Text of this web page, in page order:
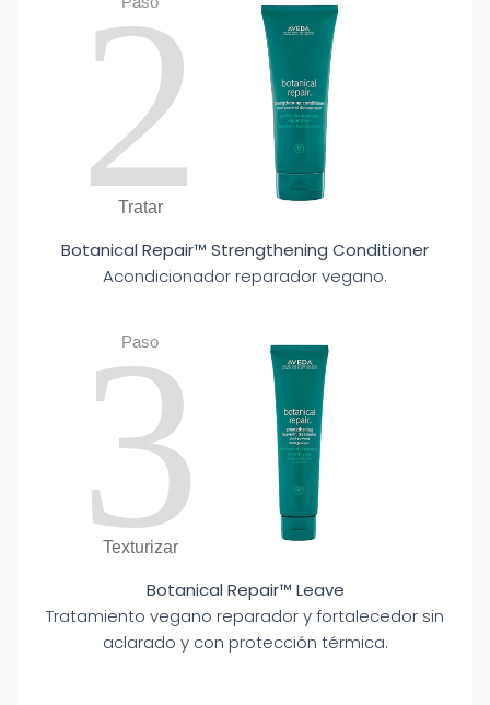
2
Tratar
Botanical Repair™ Strengthening Conditioner
Acondicionador reparador vegano.
Paso
3
Texturizar
Botanical Repair™ Leave
Tratamiento vegano reparador y fortalecedor sin
aclarado y con protección térmica.